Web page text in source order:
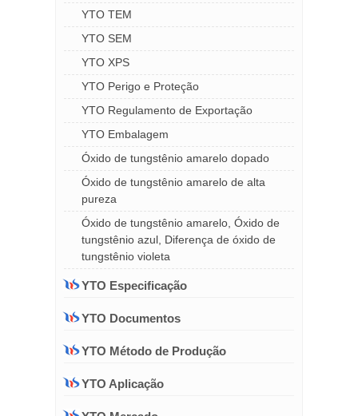
YTO TEM
YTO SEM
YTO XPS
YTO Perigo e Proteção
YTO Regulamento de Exportação
YTO Embalagem
Óxido de tungstênio amarelo dopado
Óxido de tungstênio amarelo de alta
pureza
Óxido de tungstênio amarelo, Óxido de
tungstênio azul, Diferença de óxido de
tungstênio violeta
YTO Especificação
YTO Documentos
YTO Método de Produção
YTO Aplicação